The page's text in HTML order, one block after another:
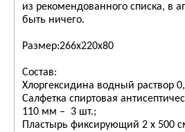
из рекомендованного списка, в
быть ничего.
Размер:266х220х80
Состав:
Хлоргексидина водный раствор
Салфетка спиртовая
110 мм – 3 шт.;
Пластырь фиксирующий 2 х 500